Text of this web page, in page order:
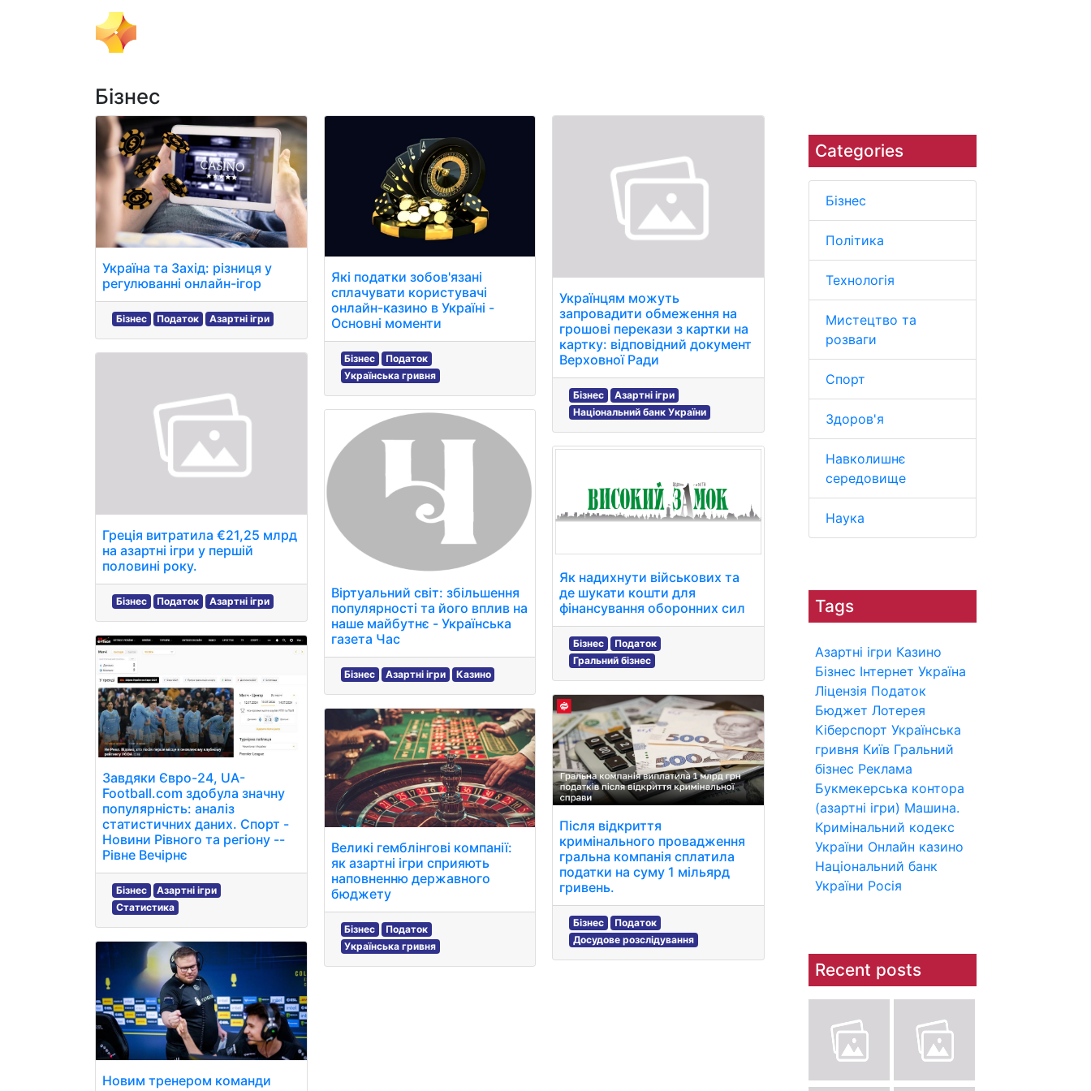
Бізнес
Categories
Бізнес
Політика
Технологія
Мистецтво та
розваги
Спорт
Здоров'я
Навколишнє
середовище
Наука
Tags
Азартні ігри Казино
Бізнес Інтернет Україна
Ліцензія Податок
Бюджет Лотерея
Кіберспорт Українська
гривня Київ Гральний
бізнес Реклама
Букмекерська контора
(азартні ігри) Машина.
Кримінальний кодекс
України Онлайн казино
Національний банк
України Росія
Recent posts
Україна та Захід: різниця у
регулюванні онлайн-ігор
Бізнес Податок Азартні ігри
Греція витратила €21,25 млрд
на азартні ігри у першій
половині року.
Бізнес Податок Азартні ігри
Завдяки Євро-24, UA-
Football.com здобула значну
популярність: аналіз
статистичних даних. Спорт -
Новини Рівного та регіону --
Рівне Вечірнє
Бізнес
Азартні ігри
Статистика
Новим тренером команди
Які податки зобов'язані
сплачувати користувачі
онлайн-казино в Україні -
Основні моменти
Бізнес
Податок
Українська гривня
Віртуальний світ: збільшення
популярності та його вплив на
наше майбутнє - Українська
газета Час
Бізнес Азартні ігри Казино
Великі гемблінгові компанії:
як азартні ігри сприяють
наповненню державного
бюджету
Бізнес
Податок
Українська гривня
Українцям можуть
запровадити обмеження на
грошові перекази з картки на
картку: відповідний документ
Верховної Ради
Бізнес
Азартні ігри
Національний банк України
Як надихнути військових та
де шукати кошти для
фінансування оборонних сил
Бізнес
Податок
Гральний бізнес
Після відкриття
кримінального провадження
гральна компанія сплатила
податки на суму 1 мільярд
гривень.
Бізнес
Податок
Досудове розслідування